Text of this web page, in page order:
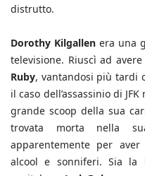
distrutto.
Dorothy Kilgallenera una
televisione. Riuscì ad
Ruby, vantandosi più tardi
il caso dell’assassinio di
grande scoop della sua
trovata morta nella
apparentemente per
alcool e sonniferi. Sia